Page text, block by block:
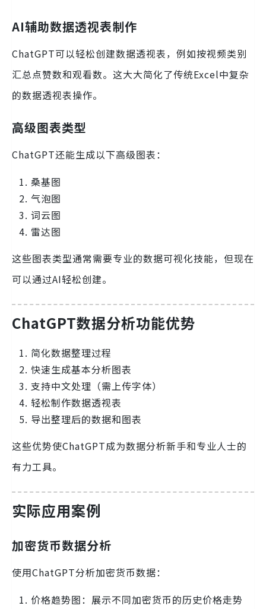
AI辅助数据透视表制作
ChatGPT可以轻松创建数据透视表，例如按视频类别
汇总点赞数和观看数。这大大简化了传统Excel中复杂
的数据透视表操作。
高级图表类型
ChatGPT还能生成以下高级图表：
桑基图
气泡图
词云图
雷达图
这些图表类型通常需要专业的数据可视化技能，但现在
可以通过AI轻松创建。
ChatGPT数据分析功能优势
简化数据整理过程
快速生成基本分析图表
支持中文处理（需上传字体）
轻松制作数据透视表
导出整理后的数据和图表
这些优势使ChatGPT成为数据分析新手和专业人士的
有力工具。
实际应用案例
加密货币数据分析
使用ChatGPT分析加密货币数据：
价格趋势图：展示不同加密货币的历史价格走势